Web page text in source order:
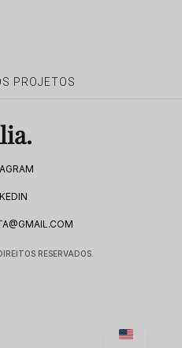
PROJETOS
RESERVADOS.